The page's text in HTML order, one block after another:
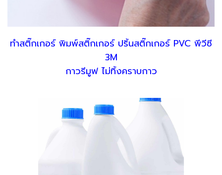
ทำสติ๊กเกอร์ พิมพ์สติ๊กเกอร์ ปริ้นสติ๊กเกอร์ PVC พีวีซี
3M
กาวรีมูฟ ไม่ทิ้งคราบกาว